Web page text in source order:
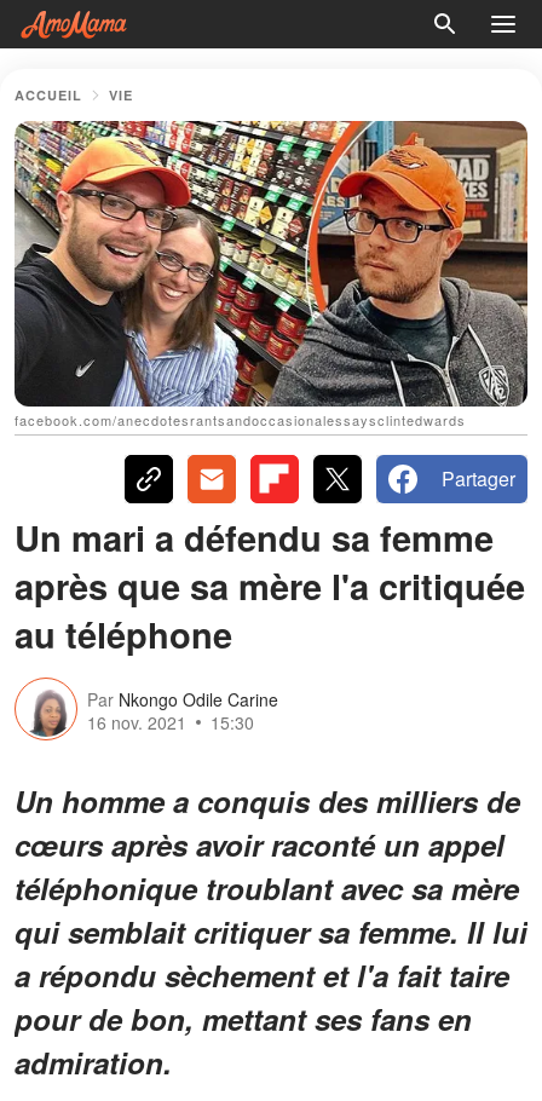
ACCUEIL VIE
facebook.com/anecdotesrantsandoccasionalessaysclintedwards
Partager
Un mari a défendu sa femme
après que sa mère l'a critiquée
au téléphone
Par Nkongo Odile Carine
16 nov. 2021
15:30
Un homme a conquis des milliers de
cœurs après avoir raconté un appel
téléphonique troublant avec sa mère
qui semblait critiquer sa femme. Il lui
a répondu sèchement et l'a fait taire
pour de bon, mettant ses fans en
admiration.